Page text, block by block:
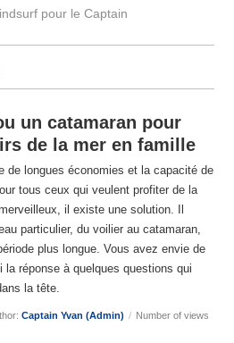
pour le Captain
un catamaran pour
de la mer en famille
de longues économies et la capacité de
tous ceux qui veulent profiter de la
il existe une solution. Il
particulier, du voilier au catamaran,
plus longue. Vous avez envie de
la réponse à quelques questions qui
la tête.
Captain Yvan (Admin) / Number of views